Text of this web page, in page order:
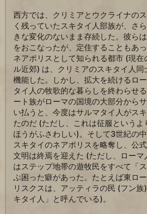
西方では、クリミアとウクライナの
く残っていたスキタイ人部族が、さ
きな変化のないまま存続した。彼ら
をおこなったが、定住することもあ
ネアポリスとして知られる都市 (現在
ル近郊) は、クリミアのスキタイ人同
機能した。しかし、拡大を続けるロ
タイ人の牧歌的な暮らしを終わらせ
ート族がローマの国境の大部分から
い払うと、今度はサルマタイ人がス
たのだ (ただし、これは征服という
ほうがふさわしい)。そして3世紀の
スキタイのネアポリスを略奪し、公
文明は終焉を迎えた (ただし、ローマ
はステップ地帯の遊牧民をすべて「
ぶ困った癖があった。たとえば東ロ
リスクスは、アッティラの民 (フン族
キタイ人」と呼んでいる)。